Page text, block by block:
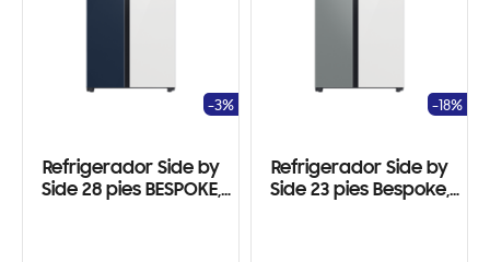
Refrigerador Side by
Side 28 pies BESPOKE,
-3%
Refrigerador Side by
Side 23 pies Bespoke,
-18%